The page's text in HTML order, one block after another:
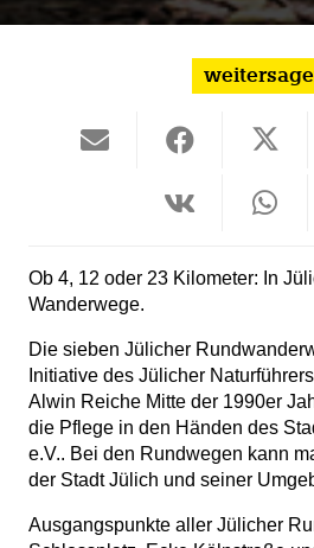
Ob 4, 12 oder 23 Kilometer: In
Wanderwege.
Die sieben Jülicher
Initiative des Jülicher
Alwin Reiche Mitte der 1990er
die Pflege in den Händen des
e.V.. Bei den Rundwegen kann
der Stadt Jülich und seiner
Ausgangspunkte aller Jülicher